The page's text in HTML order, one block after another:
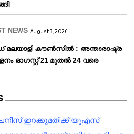
NEWS August 3, 2026
മലയാളി കൗണ്‍സില്‍ : അന്താരാഷ്ട്ര
ഓഗസ്റ്റ് 21 മുതല്‍ 24 വരെ